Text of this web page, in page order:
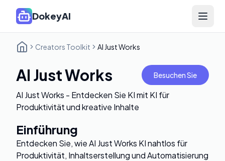
DokeyAI Open
Creators Toolkit AI Just Works
AI Just Works Besuchen Sie
AI Just Works - Entdecken Sie KI mit KI für
Produktivität und kreative Inhalte
Einführung
Entdecken Sie, wie AI Just Works KI nahtlos für
Produktivität, Inhaltserstellung und Automatisierung